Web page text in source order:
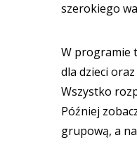
szerokiego
W programie
dla dzieci
Wszystko
Później
grupową, a